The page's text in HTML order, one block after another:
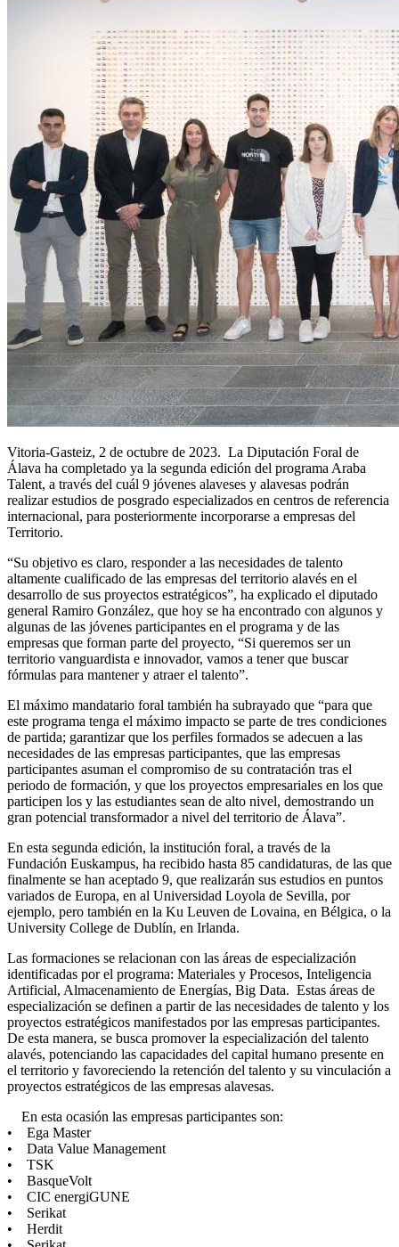
Vitoria-Gasteiz, 2 de octubre de 2023. La Diputación Foral de
Álava ha completado ya la segunda edición del programa Araba
Talent, a través del cuál 9 jóvenes alaveses y alavesas podrán
realizar estudios de posgrado especializados en centros de referencia
internacional, para posteriormente incorporarse a empresas del
Territorio.
“Su objetivo es claro, responder a las necesidades de talento
altamente cualificado de las empresas del territorio alavés en el
desarrollo de sus proyectos estratégicos”, ha explicado el diputado
general Ramiro González, que hoy se ha encontrado con algunos y
algunas de las jóvenes participantes en el programa y de las
empresas que forman parte del proyecto, “Si queremos ser un
territorio vanguardista e innovador, vamos a tener que buscar
fórmulas para mantener y atraer el talento”.
El máximo mandatario foral también ha subrayado que “para que
este programa tenga el máximo impacto se parte de tres condiciones
de partida; garantizar que los perfiles formados se adecuen a las
necesidades de las empresas participantes, que las empresas
participantes asuman el compromiso de su contratación tras el
periodo de formación, y que los proyectos empresariales en los que
participen los y las estudiantes sean de alto nivel, demostrando un
gran potencial transformador a nivel del territorio de Álava”.
En esta segunda edición, la institución foral, a través de la
Fundación Euskampus, ha recibido hasta 85 candidaturas, de las que
finalmente se han aceptado 9, que realizarán sus estudios en puntos
variados de Europa, en al Universidad Loyola de Sevilla, por
ejemplo, pero también en la Ku Leuven de Lovaina, en Bélgica, o la
University College de Dublín, en Irlanda.
Las formaciones se relacionan con las áreas de especialización
identificadas por el programa: Materiales y Procesos, Inteligencia
Artificial, Almacenamiento de Energías, Big Data. Estas áreas de
especialización se definen a partir de las necesidades de talento y los
proyectos estratégicos manifestados por las empresas participantes.
De esta manera, se busca promover la especialización del talento
alavés, potenciando las capacidades del capital humano presente en
el territorio y favoreciendo la retención del talento y su vinculación a
proyectos estratégicos de las empresas alavesas.
En esta ocasión las empresas participantes son:
• Ega Master
• Data Value Management
• TSK
• BasqueVolt
• CIC energiGUNE
• Serikat
• Herdit